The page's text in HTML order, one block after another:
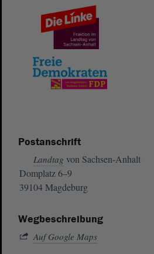
Postanschrift
Landtag von Sachsen-Anhalt
Domplatz 6–9
39104 Magdeburg
Wegbeschreibung
Auf Google Maps